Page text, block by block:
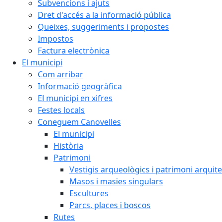
Subvencions i ajuts
Dret d'accés a la informació pública
Queixes, suggeriments i propostes
Impostos
Factura electrònica
El municipi
Com arribar
Informació geogràfica
El municipi en xifres
Festes locals
Coneguem Canovelles
El municipi
Història
Patrimoni
Vestigis arqueològics i patrimoni
Masos i masies singulars
Escultures
Parcs, places i boscos
Rutes